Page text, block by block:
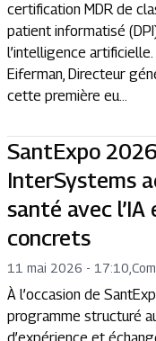
certification MDR de
patient informatisé
l’intelligence
Eiferman, Directeur
cette première eu...
SantExpo
InterSystems
santé avec l’IA
concrets
11 mai 2026 - 17:10
À l’occasion de
programme structuré